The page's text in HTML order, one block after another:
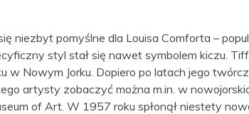
pomyślne dla Louisa Comforta –
styl stał się nawet symbolem kiczu.
w Nowym Jorku. Dopiero po latach jego
artysty zobaczyć można m.in. w
of Art. W 1957 roku spłonął niestety